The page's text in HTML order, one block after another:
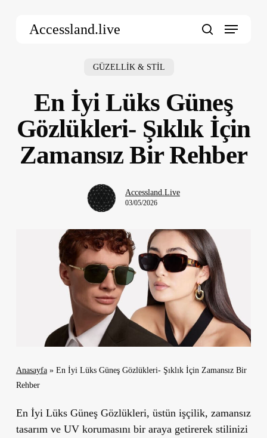
Accessland.live Menu
GÜZELLİK & STİL
En İyi Lüks Güneş
Gözlükleri- Şıklık İçin
Zamansız Bir Rehber
Accessland.Live
03/05/2026
Anasayfa» En İyi Lüks Güneş Gözlükleri- Şıklık İçin Zamansız Bir
Rehber
En İyi Lüks Güneş Gözlükleri, üstün işçilik, zamansız
tasarım ve UV korumasını bir araya getirerek stilinizi